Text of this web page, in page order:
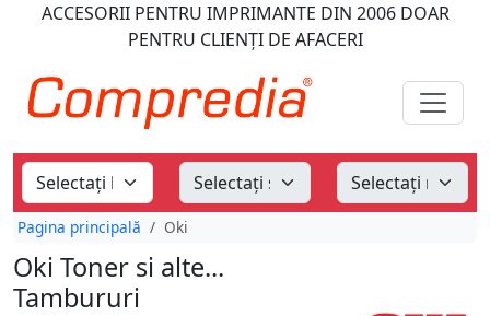
ACCESORII PENTRU IMPRIMANTE DIN 2006DOAR
PENTRU CLIENȚI DE AFACERI
Pagina principală Oki
Oki Toner si alte...
Tambururi